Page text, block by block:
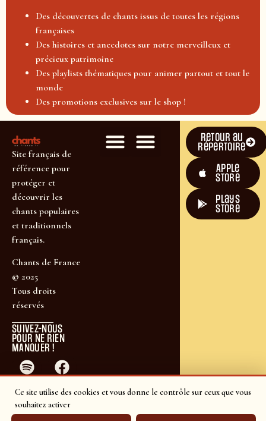
Ce site utilise des cookies et vous donne le contrôle sur ceux que vous
souhaitez activer
Des découvertes de chants issus de toutes les régions
françaises
Des histoires et anecdotes sur notre merveilleux et
précieux patrimoine
Des playlists thématiques pour animer partout et tout le
monde
Des promotions exclusives sur le shop !
Site français de
référence pour
protéger et
découvrir les
chants populaires
et traditionnels
français.
Chants de France
© 2025
Tous droits
réservés
SUIVEZ-NOUS
POUR NE RIEN
MANQUER !
Retour au
répertoire
Apple
Store
plays
store